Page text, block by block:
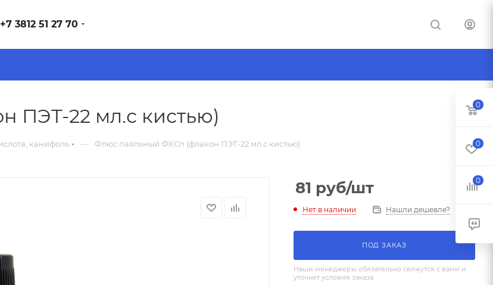
+7 3812 51 27 70
ПЭТ-22 мл.с кистью)
канифоль — Флюс паяльный ФКСп (флакон ПЭТ-22 мл.с кистью)
81 руб/шт
Нет в наличии Нашли дешевле?
ПОД ЗАКАЗ
Наши менеджеры обязательно свяжутся с вами и
уточнят условия заказа
0
0
0